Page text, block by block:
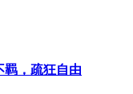
羁，疏狂自由